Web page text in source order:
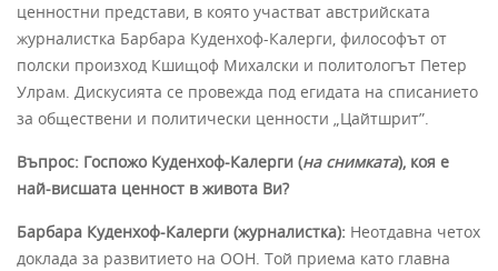
ценностни представи, в която участват австрийската
журналистка Барбара Куденхоф-Калерги, философът от
полски произход Кшищоф Михалски и политологът Петер
Улрам. Дискусията се провежда под егидата на списанието
за обществени и политически ценности „Цайтшрит”.
Въпрос: Госпожо Куденхоф-Калерги (на снимката), коя е
най-висшата ценност в живота Ви?
Барбара Куденхоф-Калерги (журналистка): Неотдавна четох
доклада за развитието на ООН. Той приема като главна